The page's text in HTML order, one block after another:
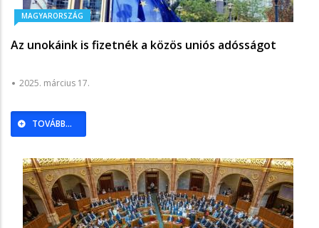
MAGYARORSZÁG
Az unokáink is fizetnék a közös uniós adósságot
2025. március 17.
TOVÁBB...